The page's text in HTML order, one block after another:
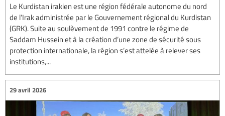
Le Kurdistan irakien est une région fédérale autonome du nord
de l’Irak administrée par le Gouvernement régional du Kurdistan
(GRK). Suite au soulèvement de 1991 contre le régime de
Saddam Hussein et à la création d’une zone de sécurité sous
protection internationale, la région s’est attelée à relever ses
institutions,...
29 avril 2026